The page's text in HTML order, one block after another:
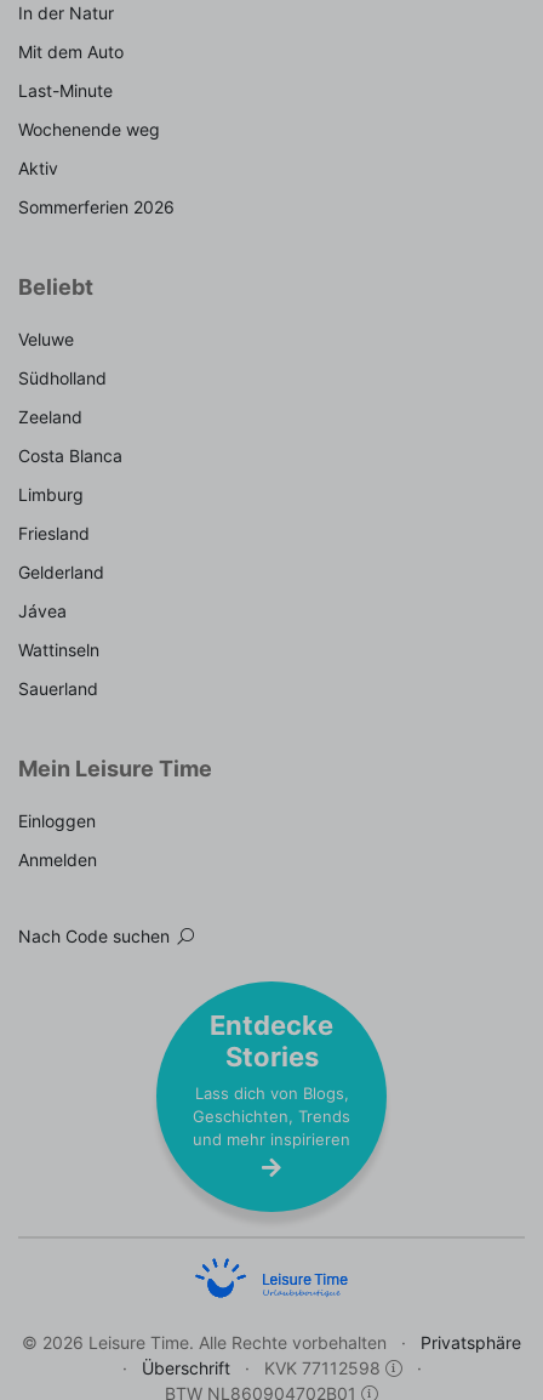
In der Natur
Mit dem Auto
Last-Minute
Wochenende weg
Aktiv
Sommerferien 2026
Beliebt
Veluwe
Südholland
Zeeland
Costa Blanca
Limburg
Friesland
Gelderland
Jávea
Wattinseln
Sauerland
Mein Leisure Time
Einloggen
Anmelden
Nach Code suchen
Entdecke
Stories
Lass dich von Blogs,
Geschichten, Trends
und mehr inspirieren
© 2026 Leisure Time. Alle Rechte vorbehalten
Privatsphäre
Überschrift
KVK 77112598
BTW NL860904702B01